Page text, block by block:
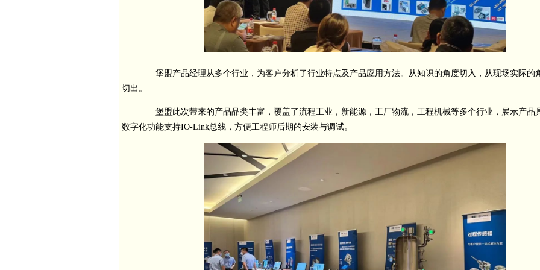
堡盟产品经理从多个行业，为客户分析了行业特点及产品应用方法。从知识的角度切入，从现场实际的
切出。
堡盟此次带来的产品品类丰富，覆盖了流程工业，新能源，工厂物流，工程机械等多个行业，展示产品
数字化功能支持IO-Link总线，方便工程师后期的安装与调试。